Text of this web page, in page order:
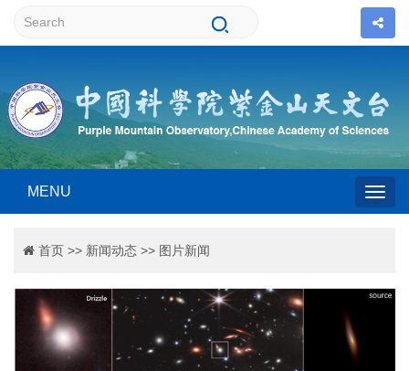
MENU
首页 >> 新闻动态 >> 图片新闻